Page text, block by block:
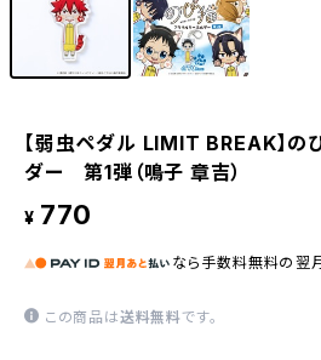
【弱虫ペダル LIMIT BREAK】の
ダー 第1弾（鳴子 章吉）
¥ 770
なら 手数料無料の 翌
この商品は送料無料です。